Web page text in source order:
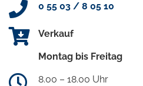
0 55 03 / 8 05 10
Verkauf
Montag bis Freitag
8.00 – 18.00 Uhr